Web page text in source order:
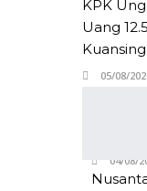
KPK
Uang
Kuansing
05/08/
04/08/